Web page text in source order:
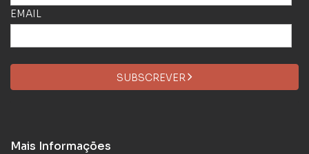
EMAIL
SUBSCREVER
Mais Informações